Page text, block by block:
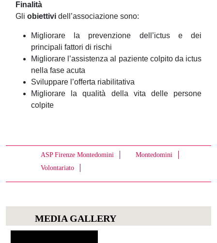
Finalità
Gli obiettivi dell’associazione sono:
Migliorare la prevenzione dell’ictus e dei
principali fattori di rischi
Migliorare l’assistenza al paziente colpito da ictus
nella fase acuta
Sviluppare l’offerta riabilitativa
Migliorare la qualità della vita delle persone
colpite
ASP Firenze Montedomini
Montedomini
Volontariato
MEDIA GALLERY